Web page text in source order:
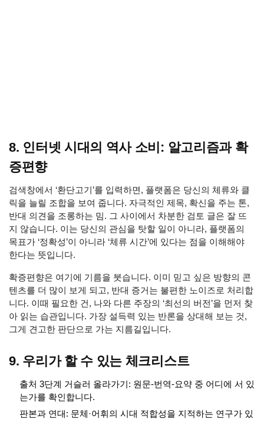
8. 인터넷 시대의 역사 소비: 알고리즘과 확
증편향
검색창에서 ‘환단고기’를 입력하면, 플랫폼은 당신의 체류와 클
릭을 늘릴 조합을 보여 줍니다. 자극적인 제목, 확신을 주는 톤,
반대 의견을 조롱하는 밈. 그 사이에서 차분한 검토 글은 잘 뜨
지 않습니다. 이는 당신의 관심을 탓할 일이 아니라, 플랫폼의
목표가 ‘정확성’이 아니라 ‘체류 시간’에 있다는 점을 이해해야
한다는 뜻입니다.
확증편향은 여기에 기름을 붓습니다. 이미 믿고 싶은 방향의 콘
텐츠를 더 많이 보게 되고, 반대 증거는 불편한 노이즈로 처리합
니다. 이때 필요한 건, 나와 다른 주장의 ‘최선의 버전’을 먼저 찾
아 읽는 습관입니다. 가장 설득력 있는 반론을 상대해 보는 것,
그게 견고한 판단으로 가는 지름길입니다.
9. 우리가 할 수 있는 체크리스트
출처 3단계 거슬러 올라가기: 원문-번역-요약 중 어디에 서 있
는가를 확인합니다.
판본과 연대: 문체·어휘의 시대 적합성을 지적하는 연구가 있